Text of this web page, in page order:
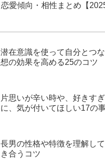
恋愛傾向・相性まとめ【
潜在意識を使って自分とつ
想の効果を高める25のコツ
片思いが辛い時や、好きす
に、気が付いてほしい17の
長男の性格や特徴を理解し
き合うコツ